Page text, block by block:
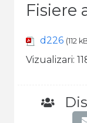
Fisiere
d226 (112
Vizualizari: